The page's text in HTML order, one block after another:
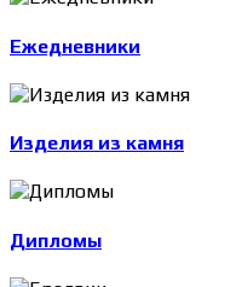
Ежедневники
Изделия из камня
Дипломы